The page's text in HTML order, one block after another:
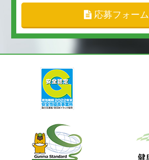
応募フォーム